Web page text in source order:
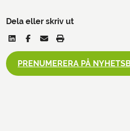
Dela eller skriv ut
PRENUMERERA PÅ